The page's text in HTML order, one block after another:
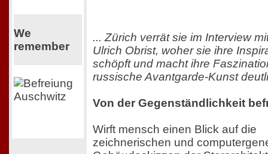
We
remember
... Zürich verrät sie im Interview
Ulrich Obrist, woher sie ihre
schöpft und macht ihre
russische Avantgarde-Kunst
Von der Gegenständlichkeit
Wirft mensch einen Blick auf die
zeichnerischen und